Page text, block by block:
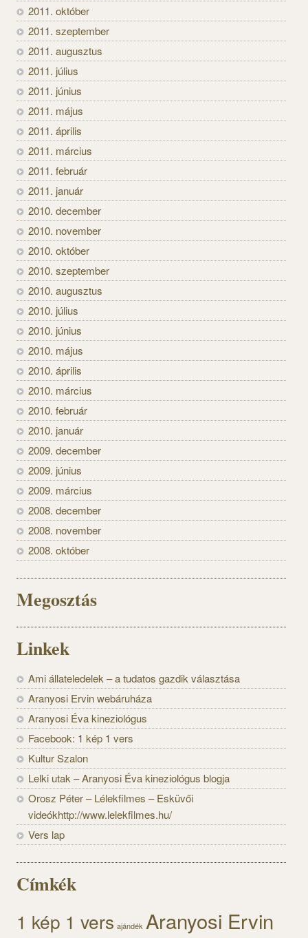
2011. október
2011. szeptember
2011. augusztus
2011. július
2011. június
2011. május
2011. április
2011. március
2011. február
2011. január
2010. december
2010. november
2010. október
2010. szeptember
2010. augusztus
2010. július
2010. június
2010. május
2010. április
2010. március
2010. február
2010. január
2009. december
2009. június
2009. március
2008. december
2008. november
2008. október
Megosztás
Linkek
Ami állateledelek – a tudatos gazdik választása
Aranyosi Ervin webáruháza
Aranyosi Éva kineziológus
Facebook: 1 kép 1 vers
Kultur Szalon
Lelki utak – Aranyosi Éva kineziológus blogja
Orosz Péter – Lélekfilmes – Esküvői
videókhttp://www.lelekfilmes.hu/
Vers lap
Címkék
1 kép 1 vers ajándék Aranyosi Ervin